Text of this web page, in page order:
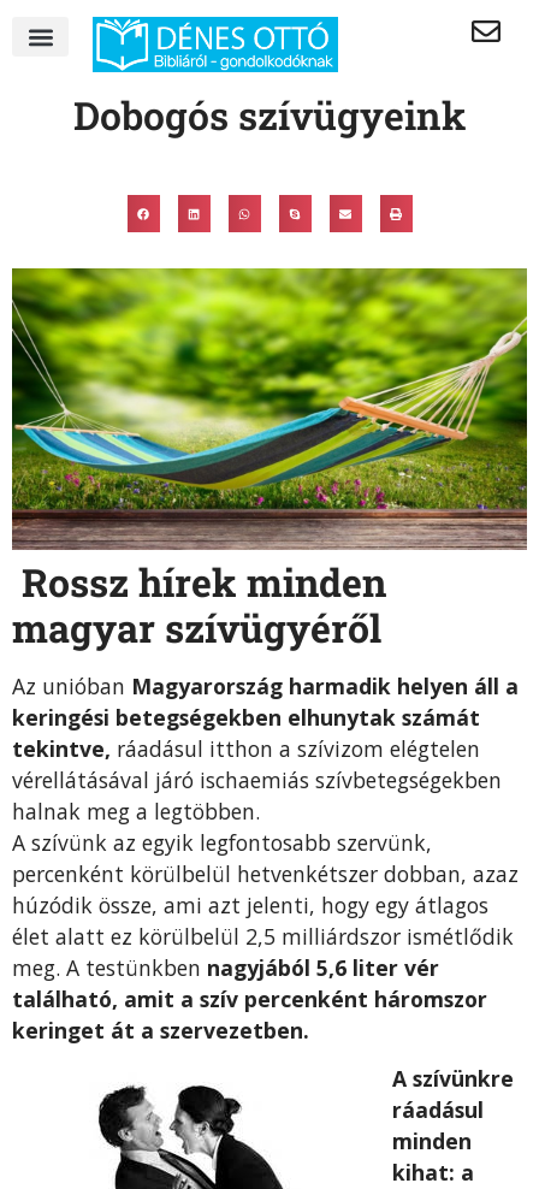
Dobogós szívügyeink
Rossz hírek minden
magyar szívügyéről
Az unióban Magyarország harmadik helyen áll a
keringési betegségekben elhunytak számát
tekintve, ráadásul itthon a szívizom elégtelen
vérellátásával járó ischaemiás szívbetegségekben
halnak meg a legtöbben.
A szívünk az egyik legfontosabb szervünk,
percenként körülbelül hetvenkétszer dobban, azaz
húzódik össze, ami azt jelenti, hogy egy átlagos
élet alatt ez körülbelül 2,5 milliárdszor ismétlődik
meg. A testünkben nagyjából 5,6 liter vér
található, amit a szív percenként háromszor
keringet át a szervezetben.
A szívünkre
ráadásul
minden
kihat: a